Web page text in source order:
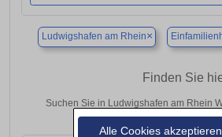
Alle Cookies akzeptieren
Ludwigshafen am Rhein×
Finden Sie
Suchen Sie in Ludwigshafen am Rhein
als Kapitalanlage oder